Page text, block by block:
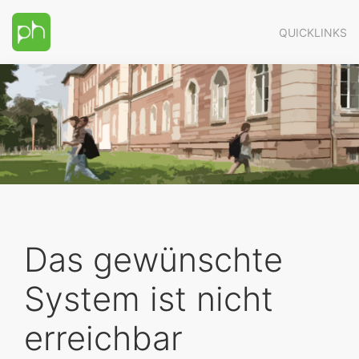
QUICKLINKS
Das gewünschte
System ist nicht
erreichbar